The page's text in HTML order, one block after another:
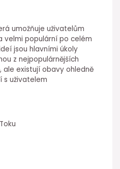
umožňuje uživatelům
velmi populární po celém
jsou hlavními úkoly
z nejpopulárnějších
ale existují obavy ohledně
s uživatelem